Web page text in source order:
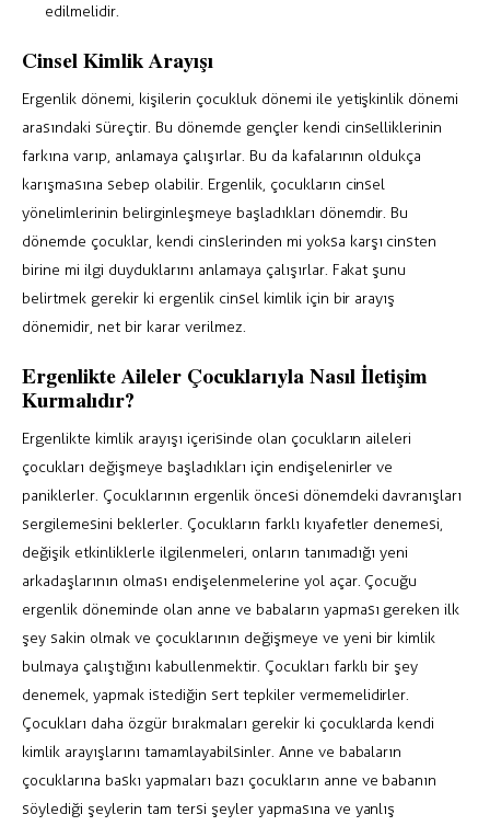
edilmelidir.
Cinsel Kimlik Arayışı
Ergenlik dönemi, kişilerin çocukluk dönemi ile yetişkinlik dönemi
arasındaki süreçtir. Bu dönemde gençler kendi cinselliklerinin
farkına varıp, anlamaya çalışırlar. Bu da kafalarının oldukça
karışmasına sebep olabilir. Ergenlik, çocukların cinsel
yönelimlerinin belirginleşmeye başladıkları dönemdir. Bu
dönemde çocuklar, kendi cinslerinden mi yoksa karşı cinsten
birine mi ilgi duyduklarını anlamaya çalışırlar. Fakat şunu
belirtmek gerekir ki ergenlik cinsel kimlik için bir arayış
dönemidir, net bir karar verilmez.
Ergenlikte Aileler Çocuklarıyla Nasıl İletişim
Kurmalıdır?
Ergenlikte kimlik arayışı içerisinde olan çocukların aileleri
çocukları değişmeye başladıkları için endişelenirler ve
paniklerler. Çocuklarının ergenlik öncesi dönemdeki davranışları
sergilemesini beklerler. Çocukların farklı kıyafetler denemesi,
değişik etkinliklerle ilgilenmeleri, onların tanımadığı yeni
arkadaşlarının olması endişelenmelerine yol açar. Çocuğu
ergenlik döneminde olan anne ve babaların yapması gereken ilk
şey sakin olmak ve çocuklarının değişmeye ve yeni bir kimlik
bulmaya çalıştığını kabullenmektir. Çocukları farklı bir şey
denemek, yapmak istediğin sert tepkiler vermemelidirler.
Çocukları daha özgür bırakmaları gerekir ki çocuklarda kendi
kimlik arayışlarını tamamlayabilsinler. Anne ve babaların
çocuklarına baskı yapmaları bazı çocukların anne ve babanın
söylediği şeylerin tam tersi şeyler yapmasına ve yanlış